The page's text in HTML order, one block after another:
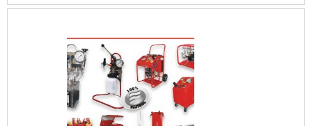
do produto: Teste Hidrostático Injeção
Alta Pressão Prevenção de Blow Off de
BOP Demolição de Concreto.DETALHES
BÁSICAS SOBRE O PRODUTOA função de
uma bomba é converter energia mecânica .